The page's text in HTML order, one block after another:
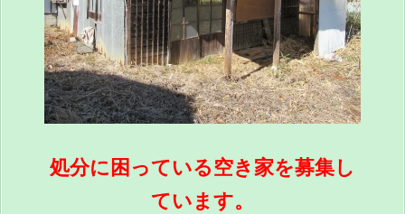
処分に困っている空き家を募集し
ています。